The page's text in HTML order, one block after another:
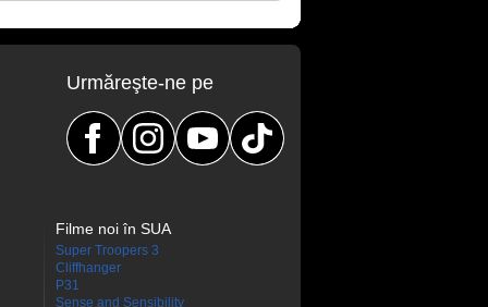
Urmăreşte-ne pe
Filme noi în SUA
Super Troopers 3
Cliffhanger
P31
Sense and Sensibility